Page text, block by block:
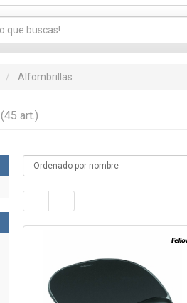
Alfombrillas
(45 art.)